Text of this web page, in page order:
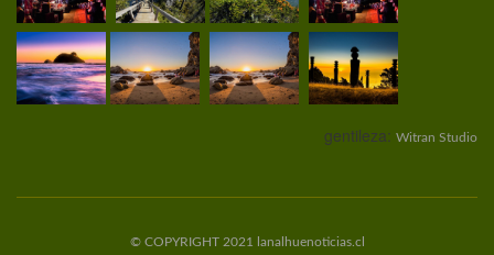
gentileza: Witran Studio
© COPYRIGHT 2021 lanalhuenoticias.cl